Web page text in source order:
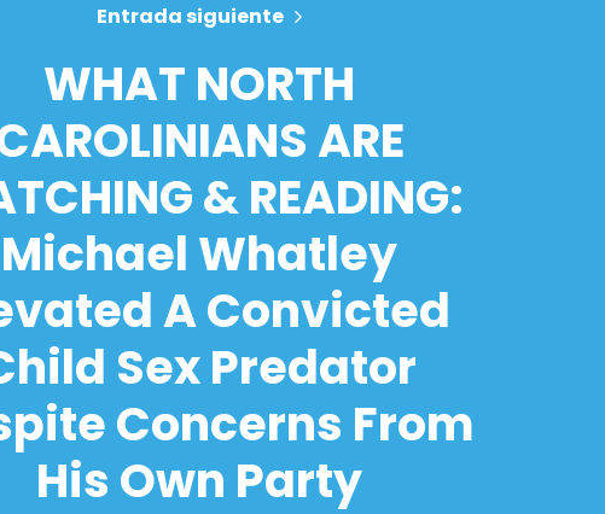
Entrada siguiente
WHAT NORTH
ARE
& READING:
Michael Whatley
A Convicted
Sex Predator
Concerns From
His Own Party